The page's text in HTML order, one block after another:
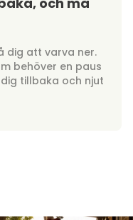
dig att varva ner.
behöver en paus
tillbaka och njut